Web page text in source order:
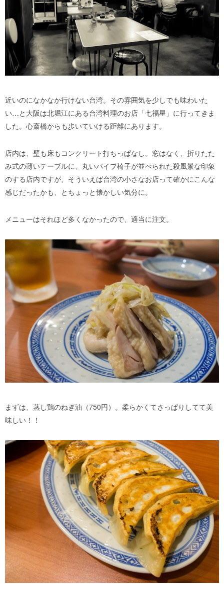
近いのになかなか行けない台湾。その雰囲気を少しでも味わいた
い…と大阪は北堀江にある台湾料理のお店「七福星」に行ってきま
した。心斎橋からも歩いていける距離にあります。
店内は、壁も床もコンクリート打ちっぱなし。窓はなく、折りたた
み式の薄いテーブルに、丸いパイプ椅子が並べられた殺風景な印象
のする店内ですが、そういえば台湾の小さなお店って確かにこんな
感じだったかも、とちょっと懐かしい気分に。
メニューはそれほど多くなかったので、適当に注文。
まずは、蒸し鶏のねぎ油（750円）。柔らかくてさっぱりしてて美
味しい！！